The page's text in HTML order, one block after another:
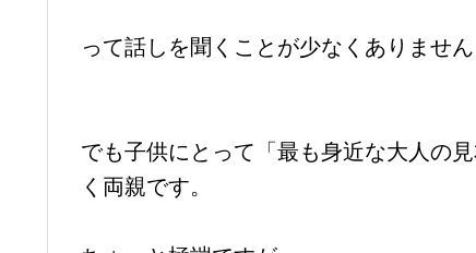
って話しを聞くことが少なくありません
でも子供にとって「最も身近な大人の
く両親です。